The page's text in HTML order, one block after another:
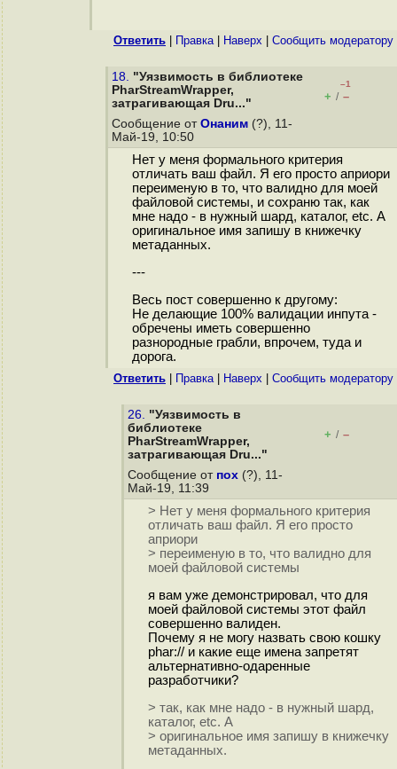
Ответить Правка| Наверх Cообщить модератору
18. "Уязвимость в библиотеке
PharStreamWrapper,
затрагивающая Dru..."
–1
+ / –
Сообщение от Онаним (?), 11-
Май-19, 10:50
Нет у меня формального критерия
отличать ваш файл. Я его просто априори
переименую в то, что валидно для моей
файловой системы, и сохраню так, как
мне надо - в нужный шард, каталог, etc. А
оригинальное имя запишу в книжечку
метаданных.
---
Весь пост совершенно к другому:
Не делающие 100% валидации инпута -
обречены иметь совершенно
разнородные грабли, впрочем, туда и
дорога.
Ответить Правка| Наверх Cообщить модератору
26. "Уязвимость в
библиотеке
PharStreamWrapper,
затрагивающая Dru..."
+ / –
Сообщение от пох (?), 11-
Май-19, 11:39
> Нет у меня формального критерия
отличать ваш файл. Я его просто
априори
> переименую в то, что валидно для
моей файловой системы
я вам уже демонстрировал, что для
моей файловой системы этот файл
совершенно валиден.
Почему я не могу назвать свою кошку
phar:// и какие еще имена запретят
альтернативно-одаренные
разработчики?
> так, как мне надо - в нужный шард,
каталог, etc. А
> оригинальное имя запишу в книжечку
метаданных.